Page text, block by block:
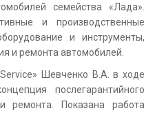
семейства «Лада».
и производственные
и инструменты,
и ремонта автомобилей.
Шевченко В.А. в ходе
послегарантийного
ремонта. Показана работа